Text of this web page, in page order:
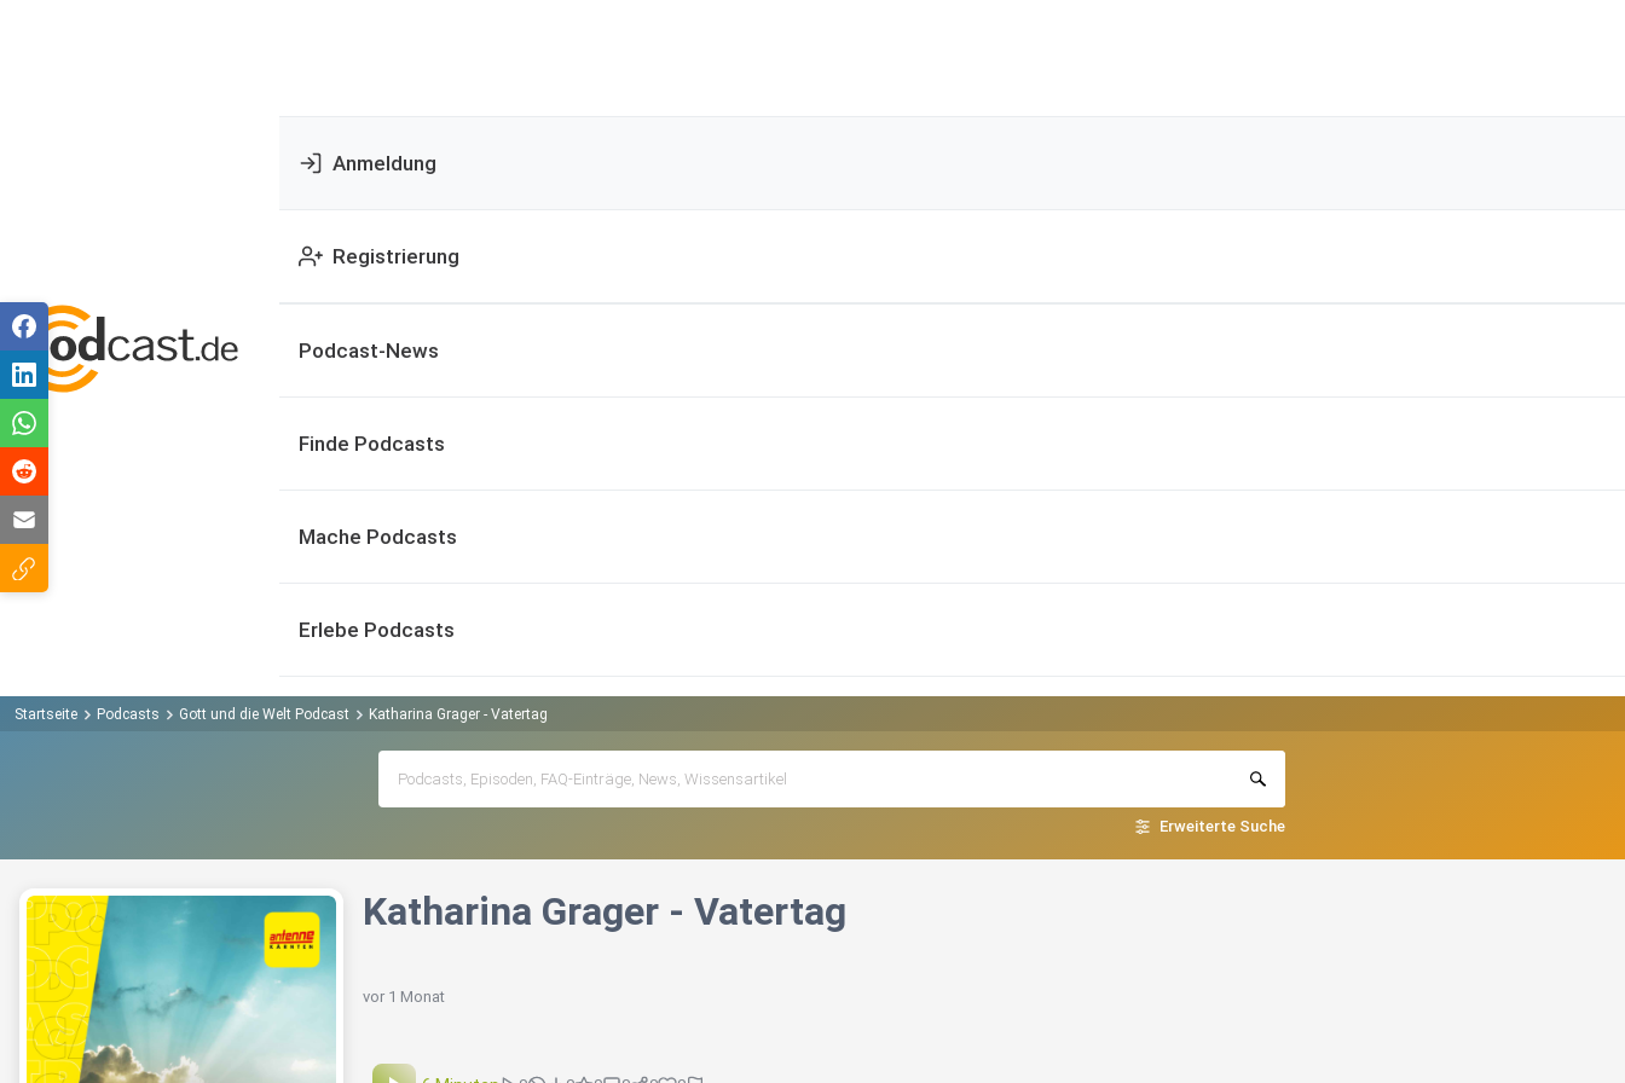
Anmeldung
Registrierung
Podcast-News
Finde Podcasts
Mache Podcasts
Erlebe Podcasts
Startseite Podcasts Gott und die Welt Podcast Katharina Grager - Vatertag
Erweiterte Suche
Katharina Grager - Vatertag
vor 1 Monat